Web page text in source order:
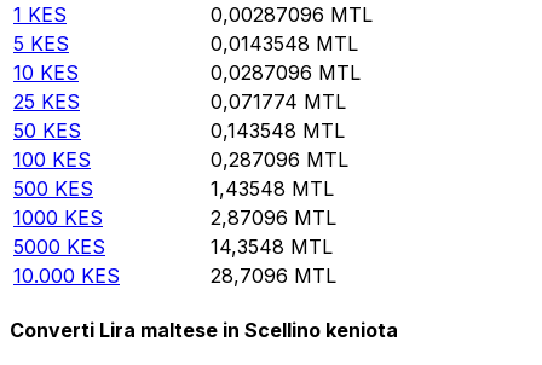
1 KES 0,00287096 MTL
5 KES 0,0143548 MTL
10 KES 0,0287096 MTL
25 KES 0,071774 MTL
50 KES 0,143548 MTL
100 KES 0,287096 MTL
500 KES 1,43548 MTL
1000 KES 2,87096 MTL
5000 KES 14,3548 MTL
10.000 KES 28,7096 MTL
Converti Lira maltese in Scellino keniota